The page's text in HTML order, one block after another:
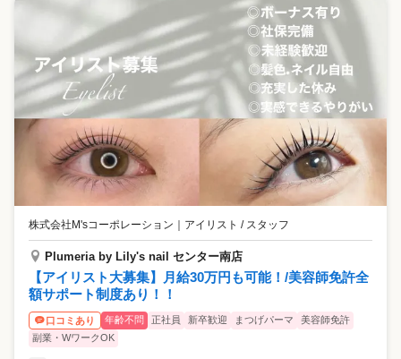
株式会社M'sコーポレーション ｜ アイリスト / スタッフ
Plumeria by Lily's nail センター南店
【アイリスト大募集】月給30万円も可能！/美容師免許全
額サポート制度あり！！
口コミあり 年齢不問 正社員 新卒歓迎 まつげパーマ
美容師免許
副業・WワークOK